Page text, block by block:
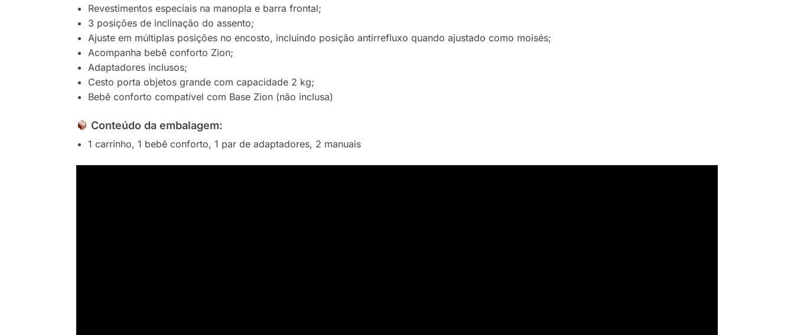
Revestimentos especiais na manopla e barra frontal;
3 posições de inclinação do assento;
Ajuste em múltiplas posições no encosto, incluindo posição antirrefluxo quando ajustado como moisés;
Acompanha bebê conforto Zion;
Adaptadores inclusos;
Cesto porta objetos grande com capacidade 2 kg;
Bebê conforto compatível com Base Zion (não inclusa)
Conteúdo da embalagem:
1 carrinho, 1 bebê conforto, 1 par de adaptadores, 2 manuais